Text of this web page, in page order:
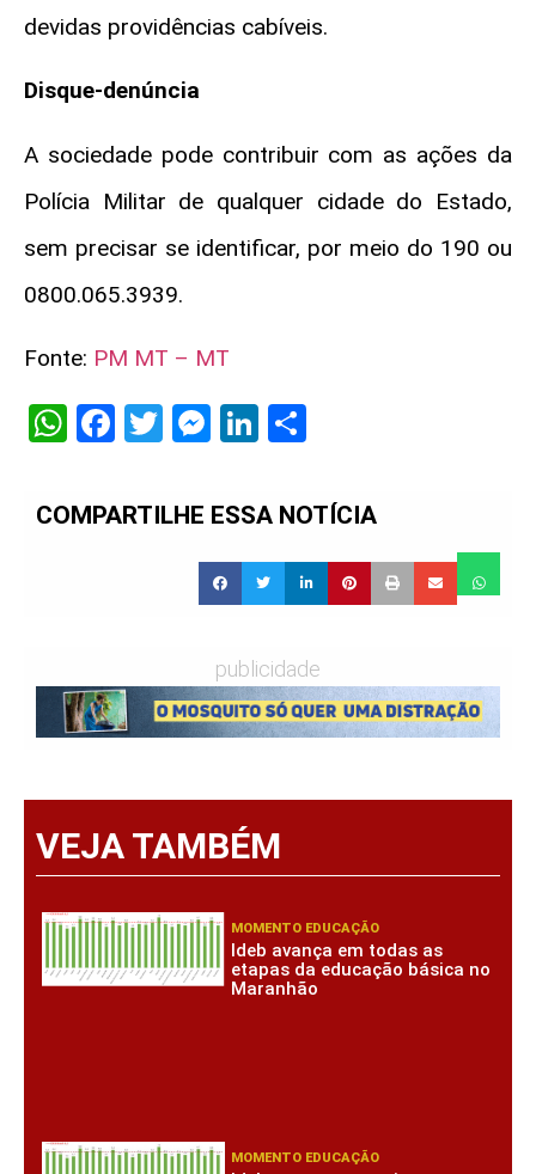
devidas providências cabíveis.
Disque-denúncia
A sociedade pode contribuir com as ações da
Polícia Militar de qualquer cidade do Estado,
sem precisar se identificar, por meio do 190 ou
0800.065.3939.
Fonte: PM MT – MT
WhatsApp
Facebook
Twitter
Messenger
LinkedIn
COMPARTILHE ESSA NOTÍCIA
publicidade
VEJA TAMBÉM
MOMENTO EDUCAÇÃO
Ideb avança em todas as
etapas da educação básica no
Maranhão
MOMENTO EDUCAÇÃO